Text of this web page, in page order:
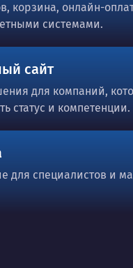
корзина, онлайн-
системами.
сайт
для компаний,
статус и компетенции.
для специалистов и